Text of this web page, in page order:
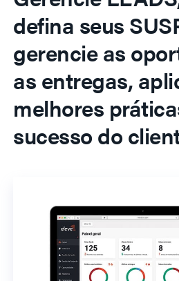
defina seus
gerencie as
as entregas,
melhores
sucesso do